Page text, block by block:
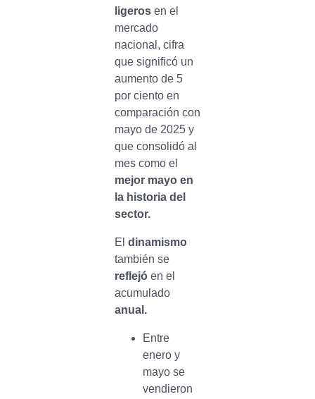
ligerosen el
mercado
nacional, cifra
que significó un
aumento de 5
por ciento en
comparación con
mayo de 2025 y
que consolidó al
mes como el
mejor mayo en
la historia del
sector.
El dinamismo
también se
reflejóen el
acumulado
anual.
Entre
enero y
mayo se
vendieron